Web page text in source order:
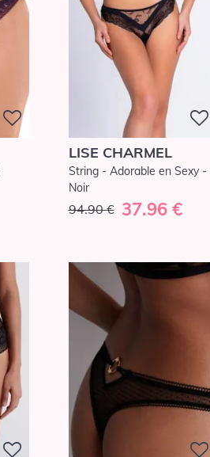
LISE CHARMEL
String - Adorable en Sexy -
Noir
94.90 € 37.96 €